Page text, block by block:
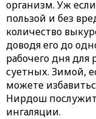
организм. Уж
пользой и без
количество
доводя его до
рабочего дня для
суетных. Зимой,
можете
Нирдош
ингаляции.